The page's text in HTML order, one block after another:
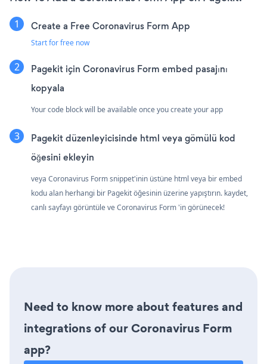
Create a Free Coronavirus Form App
Start for free now
Pagekit için Coronavirus Form embed pasajını
kopyala
Your code block will be available once you create your app
Pagekit düzenleyicisinde html veya gömülü kod
öğesini ekleyin
veya Coronavirus Form snippet'inin üstüne html veya bir embed
kodu alan herhangi bir Pagekit öğesinin üzerine yapıştırın. kaydet,
canlı sayfayı görüntüle ve Coronavirus Form 'in görünecek!
Need to know more about features and
integrations of our Coronavirus Form
app?